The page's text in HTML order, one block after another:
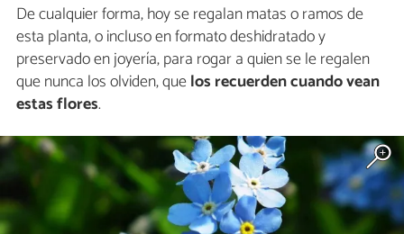
De cualquier forma, hoy se regalan matas o ramos de
esta planta, o incluso en formato deshidratado y
preservado en joyería, para rogar a quien se le regalen
que nunca los olviden, quelos recuerden cuando vean
estas flores.